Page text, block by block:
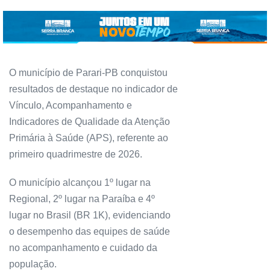
O município de Parari-PB conquistou
resultados de destaque no indicador de
Vínculo, Acompanhamento e
Indicadores de Qualidade da Atenção
Primária à Saúde (APS), referente ao
primeiro quadrimestre de 2026.
O município alcançou 1º lugar na
Regional, 2º lugar na Paraíba e 4º
lugar no Brasil (BR 1K), evidenciando
o desempenho das equipes de saúde
no acompanhamento e cuidado da
população.